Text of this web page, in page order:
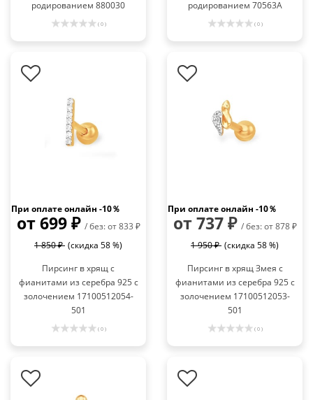
родированием 880030
( 0 )
родированием 70563А
( 0 )
При оплате онлайн -10％
от 699 ₽ / без: от 833 ₽
1 850 ₽ (скидка 58 %)
Пирсинг в хрящ с
фианитами из серебра 925 с
золочением 17100512054-
501
( 0 )
При оплате онлайн -10％
от 737 ₽ / без: от 878 ₽
1 950 ₽ (скидка 58 %)
Пирсинг в хрящ Змея с
фианитами из серебра 925 с
золочением 17100512053-
501
( 0 )